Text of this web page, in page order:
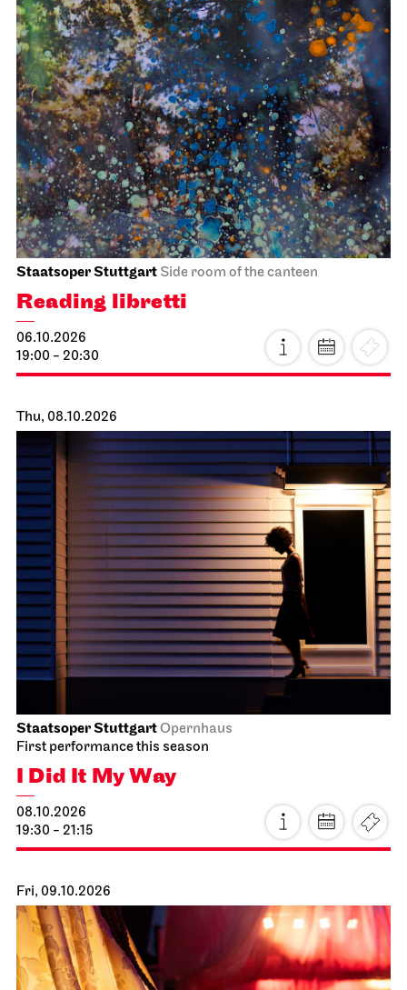
Staatsoper Stuttgart Side room of the canteen
Reading libretti
06.10.2026
19:00 - 20:30
Thu, 08.10.2026
Staatsoper StuttgartOpernhaus
First performance this season
I Did It My Way
08.10.2026
19:30 - 21:15
Fri, 09.10.2026